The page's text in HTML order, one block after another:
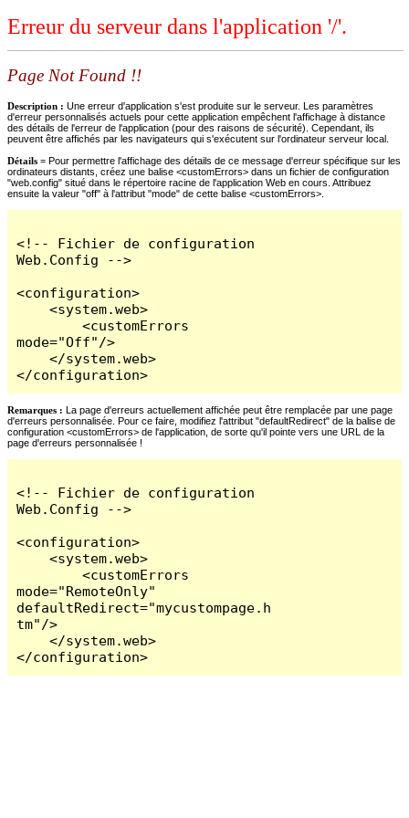
Erreur du serveur dans l'application '/'.
Page Not Found !!
Description : Une erreur d'application s'est produite sur le serveur. Les paramètres
d'erreur personnalisés actuels pour cette application empêchent l'affichage à distance
des détails de l'erreur de l'application (pour des raisons de sécurité). Cependant, ils
peuvent être affichés par les navigateurs qui s'exécutent sur l'ordinateur serveur local.
Détails = Pour permettre l'affichage des détails de ce message d'erreur spécifique sur les
ordinateurs distants, créez une balise <customErrors> dans un fichier de configuration
"web.config" situé dans le répertoire racine de l'application Web en cours. Attribuez
ensuite la valeur "off" à l'attribut "mode" de cette balise <customErrors>.
<!-- Fichier de configuration
Web.Config -->
<configuration>
    <system.web>
        <customErrors
mode="Off"/>
    </system.web>
</configuration>
Remarques : La page d'erreurs actuellement affichée peut être remplacée par une page
d'erreurs personnalisée. Pour ce faire, modifiez l'attribut "defaultRedirect" de la balise de
configuration <customErrors> de l'application, de sorte qu'il pointe vers une URL de la
page d'erreurs personnalisée !
<!-- Fichier de configuration
Web.Config -->
<configuration>
    <system.web>
        <customErrors
mode="RemoteOnly"
defaultRedirect="mycustompage.h
tm"/>
    </system.web>
</configuration>